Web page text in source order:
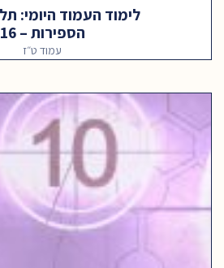
לימוד העמוד היומי:
הספירות – 16
עמוד ט״ז